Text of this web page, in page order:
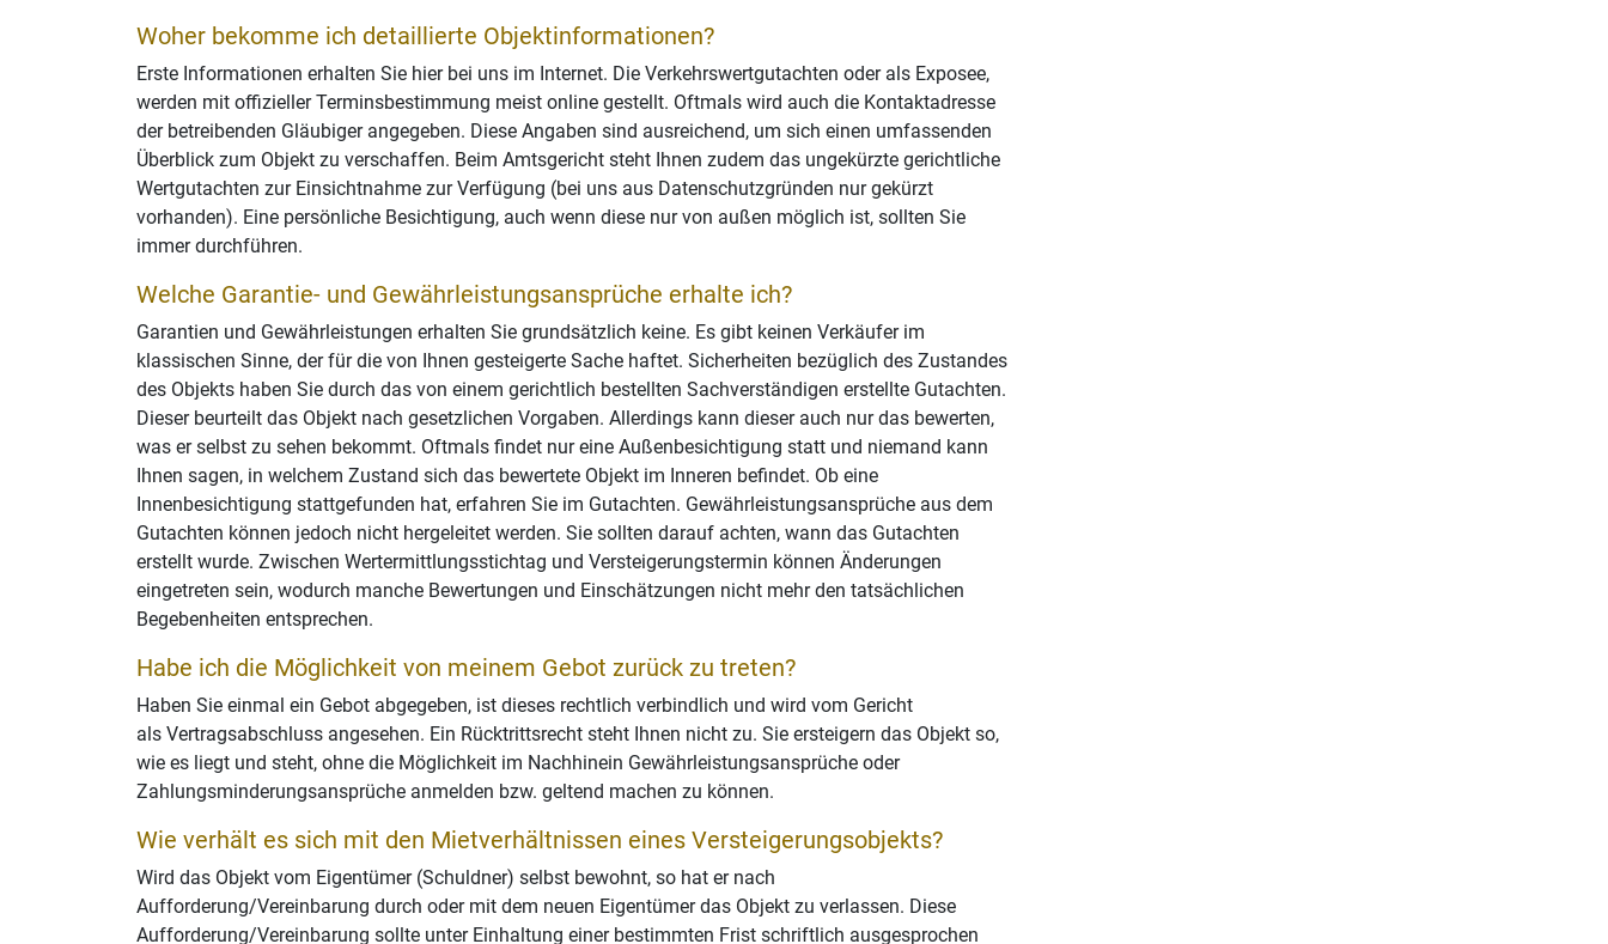
Woher bekomme ich detaillierte Objektinformationen?
Erste Informationen erhalten Sie hier bei uns im Internet. Die Verkehrswertgutachten oder als Exposee,
werden mit offizieller Terminsbestimmung meist online gestellt. Oftmals wird auch die Kontaktadresse
der betreibenden Gläubiger angegeben. Diese Angaben sind ausreichend, um sich einen umfassenden
Überblick zum Objekt zu verschaffen. Beim Amtsgericht steht Ihnen zudem das ungekürzte gerichtliche
Wertgutachten zur Einsichtnahme zur Verfügung (bei uns aus Datenschutzgründen nur gekürzt
vorhanden). Eine persönliche Besichtigung, auch wenn diese nur von außen möglich ist, sollten Sie
immer durchführen.
Welche Garantie- und Gewährleistungsansprüche erhalte ich?
Garantien und Gewährleistungen erhalten Sie grundsätzlich keine. Es gibt keinen Verkäufer im
klassischen Sinne, der für die von Ihnen gesteigerte Sache haftet. Sicherheiten bezüglich des Zustandes
des Objekts haben Sie durch das von einem gerichtlich bestellten Sachverständigen erstellte Gutachten.
Dieser beurteilt das Objekt nach gesetzlichen Vorgaben. Allerdings kann dieser auch nur das bewerten,
was er selbst zu sehen bekommt. Oftmals findet nur eine Außenbesichtigung statt und niemand kann
Ihnen sagen, in welchem Zustand sich das bewertete Objekt im Inneren befindet. Ob eine
Innenbesichtigung stattgefunden hat, erfahren Sie im Gutachten. Gewährleistungsansprüche aus dem
Gutachten können jedoch nicht hergeleitet werden. Sie sollten darauf achten, wann das Gutachten
erstellt wurde. Zwischen Wertermittlungsstichtag und Versteigerungstermin können Änderungen
eingetreten sein, wodurch manche Bewertungen und Einschätzungen nicht mehr den tatsächlichen
Begebenheiten entsprechen.
Habe ich die Möglichkeit von meinem Gebot zurück zu treten?
Haben Sie einmal ein Gebot abgegeben, ist dieses rechtlich verbindlich und wird vom Gericht
als Vertragsabschluss angesehen. Ein Rücktrittsrecht steht Ihnen nicht zu. Sie ersteigern das Objekt so,
wie es liegt und steht, ohne die Möglichkeit im Nachhinein Gewährleistungsansprüche oder
Zahlungsminderungsansprüche anmelden bzw. geltend machen zu können.
Wie verhält es sich mit den Mietverhältnissen eines Versteigerungsobjekts?
Wird das Objekt vom Eigentümer (Schuldner) selbst bewohnt, so hat er nach
Aufforderung/Vereinbarung durch oder mit dem neuen Eigentümer das Objekt zu verlassen. Diese
Aufforderung/Vereinbarung sollte unter Einhaltung einer bestimmten Frist schriftlich ausgesprochen